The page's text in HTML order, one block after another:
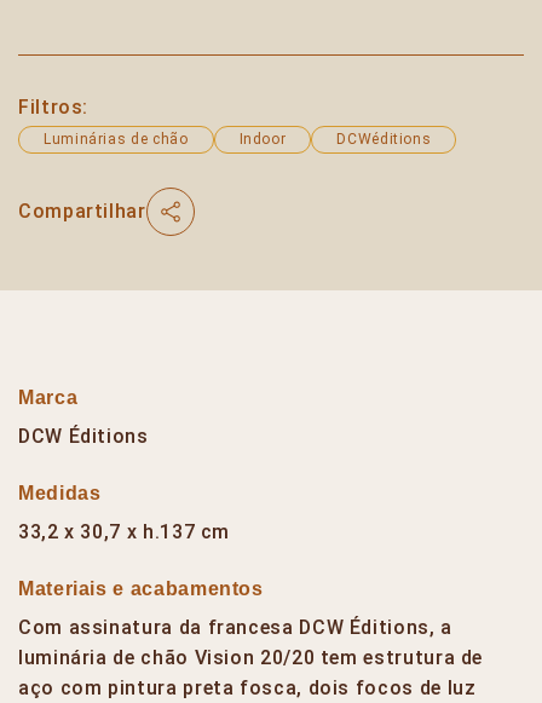
Filtros:
Luminárias de chão Indoor DCWéditions
Compartilhar
Marca
DCW Éditions
Medidas
33,2 x 30,7 x h.137 cm
Materiais e acabamentos
Com assinatura da francesa DCW Éditions, a
luminária de chão Vision 20/20 tem estrutura de
aço com pintura preta fosca, dois focos de luz